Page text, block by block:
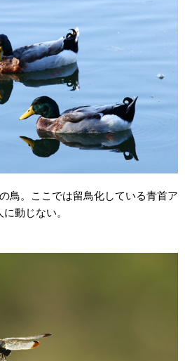
鳥。ここでは留鳥化している青首ア
動じない。